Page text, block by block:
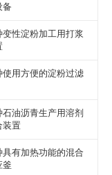
备
变性淀粉加工用打浆
使用方便的淀粉过滤
石油沥青生产用溶剂
装置
具有加热功能的混合
釜